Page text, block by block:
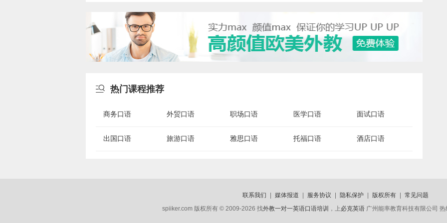
 热门课程推荐
商务口语 外贸口语 职场口语 医学口语 面试口语
出国口语 旅游口语 雅思口语 托福口语 酒店口语
联系我们 媒体报道 服务协议 隐私保护 版权所有
常见问题
spiiker.com 版权所有 © 2009-2026 找外教一对一英语口语培训 ，上必克英语 广州能率教育科技有限公司